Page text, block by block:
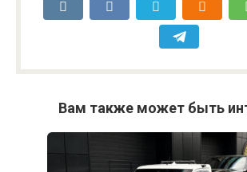
Вам также может быть